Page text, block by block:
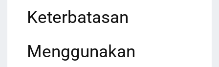
Keterbatasan
Menggunakan